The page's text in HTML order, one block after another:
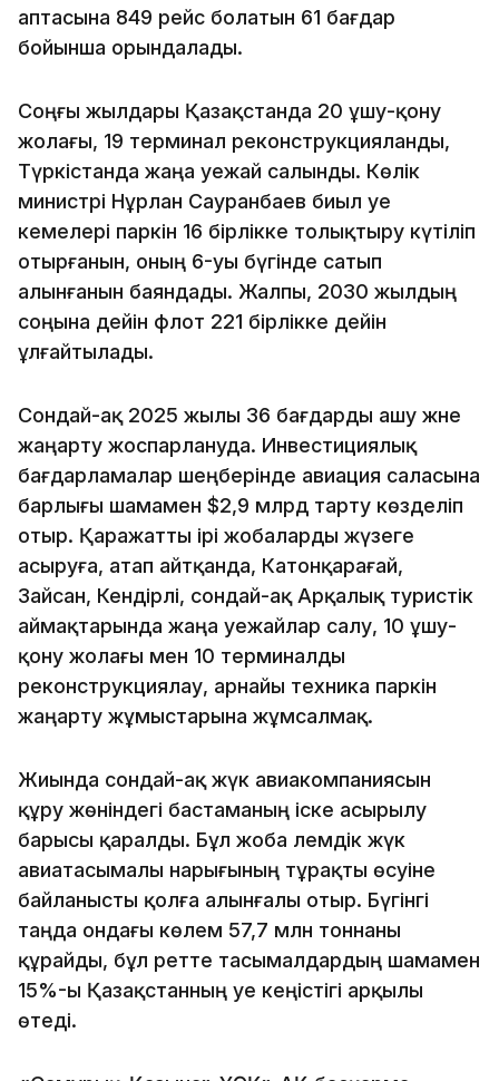
аптасына 849 рейс болатын 61 бағдар
бойынша орындалады.
Соңғы жылдары Қазақстанда 20 ұшу-қону
жолағы, 19 терминал реконструкцияланды,
Түркістанда жаңа әуежай салынды. Көлік
министрі Нұрлан Сауранбаев биыл әуе
кемелері паркін 16 бірлікке толықтыру күтіліп
отырғанын, оның 6-уы бүгінде сатып
алынғанын баяндады. Жалпы, 2030 жылдың
соңына дейін флот 221 бірлікке дейін
ұлғайтылады.
Сондай-ақ 2025 жылы 36 бағдарды ашу және
жаңарту жоспарлануда. Инвестициялық
бағдарламалар шеңберінде авиация саласына
барлығы шамамен $2,9 млрд тарту көзделіп
отыр. Қаражатты ірі жобаларды жүзеге
асыруға, атап айтқанда, Катонқарағай,
Зайсан, Кендірлі, сондай-ақ Арқалық туристік
аймақтарында жаңа әуежайлар салу, 10 ұшу-
қону жолағы мен 10 терминалды
реконструкциялау, арнайы техника паркін
жаңарту жұмыстарына жұмсалмақ.
Жиында сондай-ақ жүк авиакомпаниясын
құру жөніндегі бастаманың іске асырылу
барысы қаралды. Бұл жоба әлемдік жүк
авиатасымалы нарығының тұрақты өсуіне
байланысты қолға алынғалы отыр. Бүгінгі
таңда ондағы көлем 57,7 млн тоннаны
құрайды, бұл ретте тасымалдардың шамамен
15%-ы Қазақстанның әуе кеңістігі арқылы
өтеді.